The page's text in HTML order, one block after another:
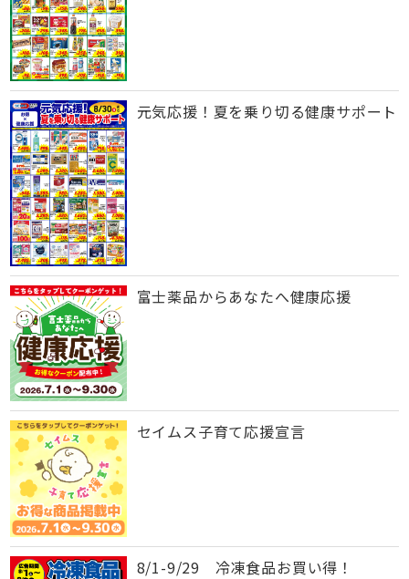
元気応援！夏を乗り切る健康サポート
富士薬品からあなたへ健康応援
セイムス子育て応援宣言
8/1-9/29 冷凍食品お買い得！